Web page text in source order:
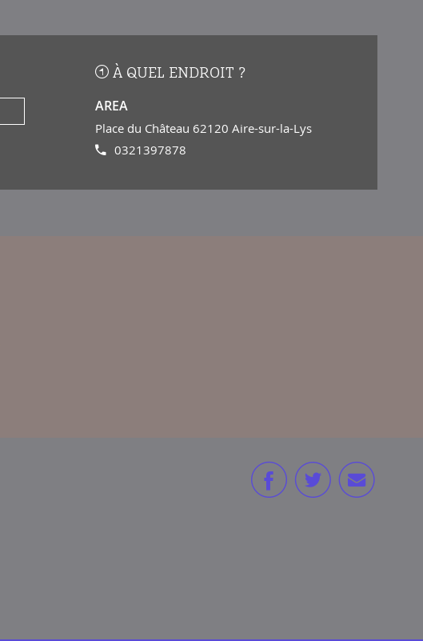
À QUEL ENDROIT ?
AREA
Place du Château 62120 Aire-sur-la-Lys
0321397878